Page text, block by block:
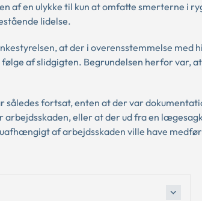
af en ulykke til kun at omfatte smerterne i
lidelse.
at der i overensstemmelse med
af slidgigten. Begrundelsen herfor var,
fortsat, enten at der var
eller at der ud fra en
af arbejdsskaden ville have